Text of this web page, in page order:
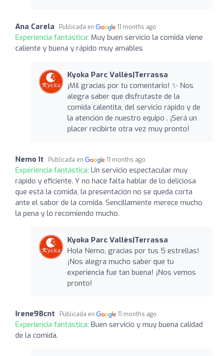
Ana Carela Publicada en 11 months ago
Experiencia fantástica: Muy buen servicio la comida viene
caliente y buena y rápido muy amables
Kyoka Parc Vallès|Terrassa
¡Mil gracias por tu comentario! ✨ Nos
alegra saber que disfrutaste de la
comida calentita, del servicio rápido y de
la atención de nuestro equipo . ¡Será un
placer recibirte otra vez muy pronto!
Nemo It Publicada en 11 months ago
Experiencia fantástica: Un servicio espectacular muy
rápido y eficiente. Y no hace falta hablar de lo deliciosa
que está la comida, la presentación no se queda corta
ante el sabor de la comida. Sencillamente merece mucho
la pena y lo recomiendo mucho.
Kyoka Parc Vallès|Terrassa
Hola Nemo, gracias por tus 5 estrellas!
¡Nos alegra mucho saber que tu
experiencia fue tan buena! ¡Nos vemos
pronto!
Irene98cnt Publicada en 11 months ago
Experiencia fantástica: Buen servicio y muy buena calidad
de la comida.